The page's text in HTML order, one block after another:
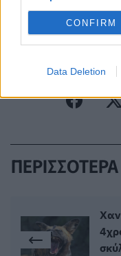
CONFIRM
Data Deletion
ΘΕΡΜΟΚΡΑΣΙΑ